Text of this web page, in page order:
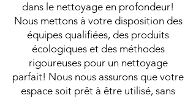
dans le nettoyage en profondeur!
Nous mettons à votre disposition des
équipes qualifiées, des produits
écologiques et des méthodes
rigoureuses pour un nettoyage
parfait! Nous nous assurons que votre
espace soit prêt à être utilisé, sans